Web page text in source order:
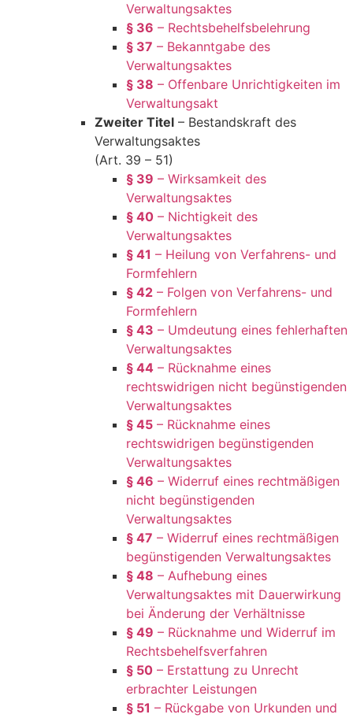
Verwaltungsaktes
§ 36 – Rechtsbehelfsbelehrung
§ 37 – Bekanntgabe des
Verwaltungsaktes
§ 38 – Offenbare Unrichtigkeiten im
Verwaltungsakt
Zweiter Titel – Bestandskraft des
Verwaltungsaktes
(Art. 39 – 51)
§ 39 – Wirksamkeit des
Verwaltungsaktes
§ 40 – Nichtigkeit des
Verwaltungsaktes
§ 41 – Heilung von Verfahrens- und
Formfehlern
§ 42 – Folgen von Verfahrens- und
Formfehlern
§ 43 – Umdeutung eines fehlerhaften
Verwaltungsaktes
§ 44 – Rücknahme eines
rechtswidrigen nicht begünstigenden
Verwaltungsaktes
§ 45 – Rücknahme eines
rechtswidrigen begünstigenden
Verwaltungsaktes
§ 46 – Widerruf eines rechtmäßigen
nicht begünstigenden
Verwaltungsaktes
§ 47 – Widerruf eines rechtmäßigen
begünstigenden Verwaltungsaktes
§ 48 – Aufhebung eines
Verwaltungsaktes mit Dauerwirkung
bei Änderung der Verhältnisse
§ 49 – Rücknahme und Widerruf im
Rechtsbehelfsverfahren
§ 50 – Erstattung zu Unrecht
erbrachter Leistungen
§ 51 – Rückgabe von Urkunden und